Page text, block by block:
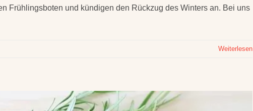
Frühlingsboten und kündigen den Rückzug des Winters an. Bei uns
Weiterlesen